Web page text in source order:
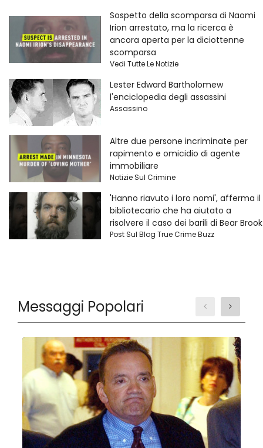
Sospetto della scomparsa di Naomi
Irion arrestato, ma la ricerca è
ancora aperta per la diciottenne
scomparsa
Vedi Tutte Le Notizie
Lester Edward Bartholomew
l'enciclopedia degli assassini
Assassino
Altre due persone incriminate per
rapimento e omicidio di agente
immobiliare
Notizie Sul Crimine
'Hanno riavuto i loro nomi', afferma il
bibliotecario che ha aiutato a
risolvere il caso dei barili di Bear Brook
Post Sul Blog True Crime Buzz
Messaggi Popolari